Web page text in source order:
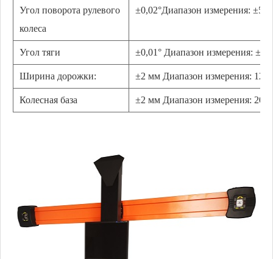
Угол поворота рулевого
колеса
±0,02°Диапазон измерения: ±50°
Угол тяги ±0,01° Диапазон измерения:
Ширина дорожки: ±2 мм Диапазон измерения:
Колесная база ±2 мм Диапазон измерения: